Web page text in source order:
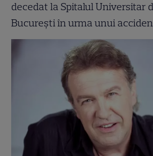
decedat la Spitalul Universitar
București în urma unui